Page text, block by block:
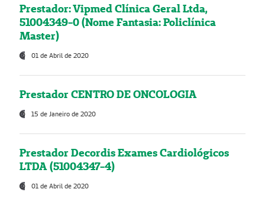
Prestador: Vipmed Clínica Geral Ltda,
51004349-0 (Nome Fantasia: Policlínica
Master)
01 de Abril de 2020
Prestador CENTRO DE ONCOLOGIA
15 de Janeiro de 2020
Prestador Decordis Exames Cardiológicos
LTDA (51004347-4)
01 de Abril de 2020